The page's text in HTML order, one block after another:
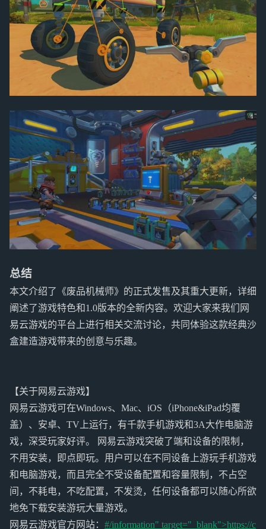
总结
本文介绍了《废品机械师》的正式发售及其重大更新，详细
阐述了游戏特色和1.0版本的全新内容。欢迎大家来我们网
易云游戏的平台上进行相关交流讨论，共同体验这款经典沙
盒建造游戏带来的创意与乐趣。
【关于网易云游戏】
网易云游戏可在Windows、Mac、iOS（iPhone&iPad均覆
盖）、安卓、TV上运行，有千款手机游戏和3A大作电脑游
戏，深受玩家好评。 网易云游戏突破了端和设备的限制，
不用安装，即点即玩。用户可以在不同设备上游玩手机游戏
和电脑游戏，而且完全不受设备配置和容量限制，不占空
间，不耗电，不吃配置，不发烫，任何设备都可以随心所欲
地免下载安装游玩大量游戏。
网易云游戏官方网站： #/information" target="_blank">https://c